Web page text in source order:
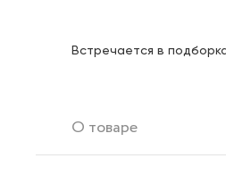
Встречается в
О товаре